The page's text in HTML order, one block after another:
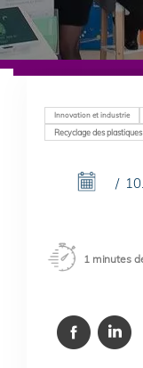
Innovation et industrie
Recyclage des plastiques
1 minutes